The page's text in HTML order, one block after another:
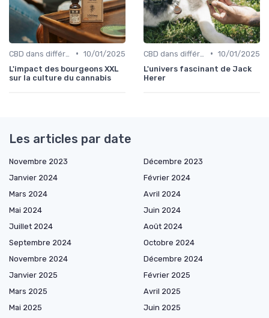
• 10/01/2025
L'impact des bourgeons XXL
sur la culture du cannabis
• 10/01/2025
L'univers fascinant de Jack
Herer
Les articles par date
Novembre 2023
Décembre 2023
Janvier 2024
Février 2024
Mars 2024
Avril 2024
Mai 2024
Juin 2024
Juillet 2024
Août 2024
Septembre 2024
Octobre 2024
Novembre 2024
Décembre 2024
Janvier 2025
Février 2025
Mars 2025
Avril 2025
Mai 2025
Juin 2025